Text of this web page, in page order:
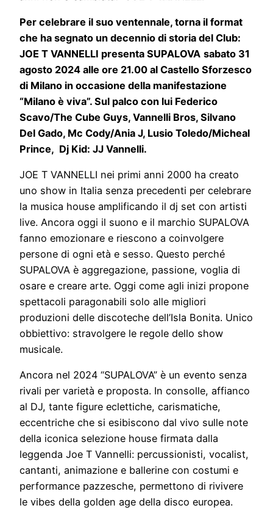
Per celebrare il suo ventennale, torna il format
che ha segnato un decennio di storia del Club:
JOE T VANNELLI presenta SUPALOVA sabato 31
agosto 2024 alle ore 21.00 al Castello Sforzesco
di Milano in occasione della manifestazione
“Milano è viva”. Sul palco con lui Federico
Scavo/The Cube Guys, Vannelli Bros, Silvano
Del Gado, Mc Cody/Ania J, Lusio Toledo/Micheal
Prince, Dj Kid: JJ Vannelli.
JOE T VANNELLI nei primi anni 2000 ha creato
uno show in Italia senza precedenti per celebrare
la musica house amplificando il dj set con artisti
live. Ancora oggi il suono e il marchio SUPALOVA
fanno emozionare e riescono a coinvolgere
persone di ogni età e sesso. Questo perché
SUPALOVA è aggregazione, passione, voglia di
osare e creare arte. Oggi come agli inizi propone
spettacoli paragonabili solo alle migliori
produzioni delle discoteche dell’Isla Bonita. Unico
obbiettivo: stravolgere le regole dello show
musicale.
Ancora nel 2024 “SUPALOVA” è un evento senza
rivali per varietà e proposta. In consolle, affianco
al DJ, tante figure eclettiche, carismatiche,
eccentriche che si esibiscono dal vivo sulle note
della iconica selezione house firmata dalla
leggenda Joe T Vannelli: percussionisti, vocalist,
cantanti, animazione e ballerine con costumi e
performance pazzesche, permettono di rivivere
le vibes della golden age della disco europea.